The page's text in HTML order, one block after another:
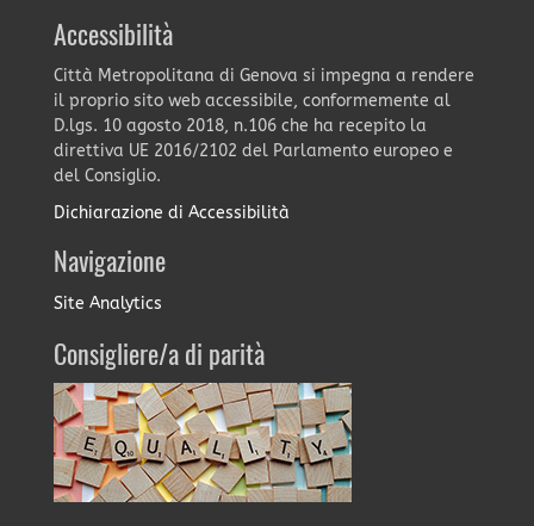
Accessibilità
Città Metropolitana di Genova si impegna a rendere
il proprio sito web accessibile, conformemente al
D.lgs. 10 agosto 2018, n.106 che ha recepito la
direttiva UE 2016/2102 del Parlamento europeo e
del Consiglio.
Dichiarazione di Accessibilità
Navigazione
Site Analytics
Consigliere/a di parità